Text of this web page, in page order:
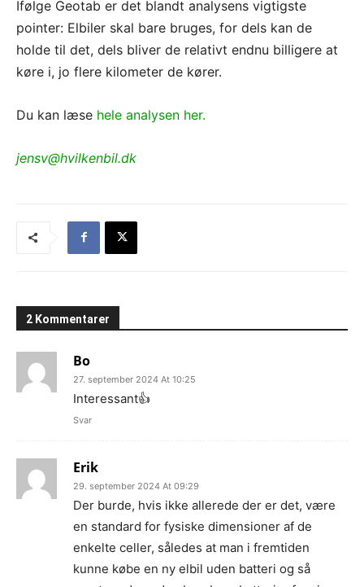
Ifølge Geotab er det blandt analysens vigtigste
pointer: Elbiler skal bare bruges, for dels kan de
holde til det, dels bliver de relativt endnu billigere at
køre i, jo flere kilometer de kører.
Du kan læse hele analysen her.
jensv@hvilkenbil.dk
2 Kommentarer
Bo
27. september 2024 At 10:25
Interessant👍
Svar
Erik
29. september 2024 At 09:29
Der burde, hvis ikke allerede der er det, være
en standard for fysiske dimensioner af de
enkelte celler, således at man i fremtiden
kunne købe en ny elbil uden batteri og så